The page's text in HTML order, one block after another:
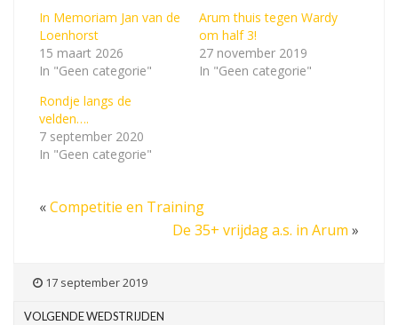
In Memoriam Jan van de
Loenhorst
15 maart 2026
In "Geen categorie"
Arum thuis tegen Wardy
om half 3!
27 november 2019
In "Geen categorie"
Rondje langs de
velden….
7 september 2020
In "Geen categorie"
«Competitie en Training
De 35+ vrijdag a.s. in Arum »
17 september 2019
VOLGENDE WEDSTRIJDEN